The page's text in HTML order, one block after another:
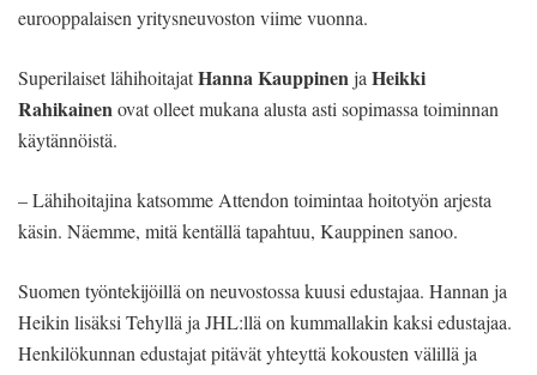
eurooppalaisen yritysneuvoston viime vuonna.
Superilaiset lähihoitajatHanna Kauppinenja Heikki
Rahikainenovat olleet mukana alusta asti sopimassa toiminnan
käytännöistä.
– Lähihoitajina katsomme Attendon toimintaa hoitotyön arjesta
käsin. Näemme, mitä kentällä tapahtuu, Kauppinen sanoo.
Suomen työntekijöillä on neuvostossa kuusi edustajaa. Hannan ja
Heikin lisäksi Tehyllä ja JHL:llä on kummallakin kaksi edustajaa.
Henkilökunnan edustajat pitävät yhteyttä kokousten välillä ja